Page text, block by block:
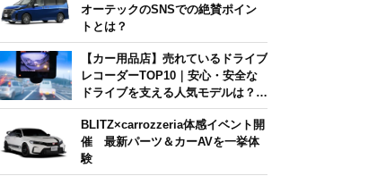
オーテックのSNSでの絶賛ポイン
トとは？
【カー用品店】売れているドライブ
レコーダーTOP10｜安心・安全な
ドライブを支える人気モデルは？
【2026年6月版】
BLITZ×carrozzeria体感イベント開
催 最新パーツ＆カーAVを一挙体
験